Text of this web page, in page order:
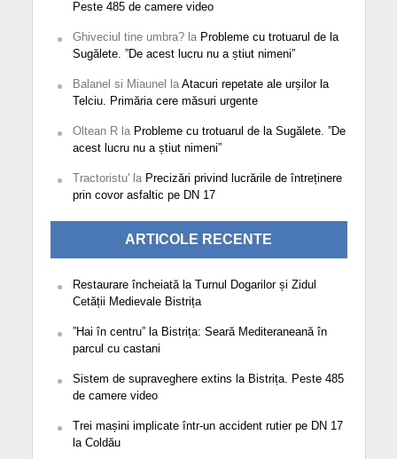
Peste 485 de camere video
Ghiveciul tine umbra?la Probleme cu trotuarul de la
Sugălete. ”De acest lucru nu a știut nimeni”
Balanel si Miaunel la Atacuri repetate ale urșilor la
Telciu. Primăria cere măsuri urgente
Oltean Rla Probleme cu trotuarul de la Sugălete. ”De
acest lucru nu a știut nimeni”
Tractoristu'la Precizări privind lucrările de întreținere
prin covor asfaltic pe DN 17
ARTICOLE RECENTE
Restaurare încheiată la Turnul Dogarilor și Zidul
Cetății Medievale Bistrița
”Hai în centru” la Bistrița: Seară Mediteraneană în
parcul cu castani
Sistem de supraveghere extins la Bistrița. Peste 485
de camere video
Trei mașini implicate într-un accident rutier pe DN 17
la Coldău